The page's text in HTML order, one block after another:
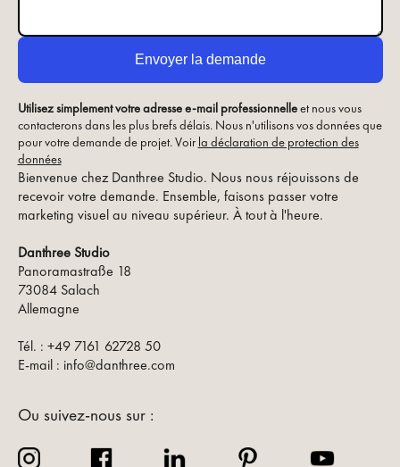
Bienvenue chez Danthree Studio. Nous nous réjouissons de
recevoir votre demande. Ensemble, faisons passer votre
marketing visuel au niveau supérieur. À tout à l'heure.
Danthree Studio
Panoramastraße 18
73084 Salach
Allemagne
Tél. : +49 7161 62728 50
E-mail : info@danthree.com
Ou suivez-nous sur :
Utilisez simplement votre adresse e-mail professionnelleet nous vous
contacterons dans les plus brefs délais. Nous n'utilisons vos données que
pour votre demande de projet. Voirla déclaration de protection des
données